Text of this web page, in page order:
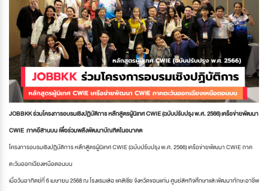
JOBBKK ร่วมโครงการอบรมเชิงปฏิบัติการ หลักสูตรผู้นิเทศ CWIE (ฉบับปรับปรุง พ.ศ. 2566) เครือข่ายพัฒนา
CWIE ภาคอีสานบน เพื่อร่วมพลังพัฒนาบัณฑิตในอนาคต
โครงการอบรมเชิงปฏิบัติการ หลักสูตรผู้นิเทศ CWIE (ฉบับปรับปรุง พ.ศ. 2566) เครือข่ายพัฒนา CWIE ภาค
ตะวันออกเฉียงเหนือตอนบน
เมื่อวันอาทิตย์ที่ 6 เมษายน 2568 ณ โรงแรมเลอ แคสเซีย จังหวัดขอนแก่น ศูนย์สหกิจศึกษาและพัฒนาทักษะอาชีพ